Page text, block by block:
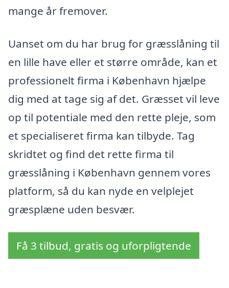
mange år fremover.
Uanset om du har brug for græsslåning til
en lille have eller et større område, kan et
professionelt firma i København hjælpe
dig med at tage sig af det. Græsset vil leve
op til potentiale med den rette pleje, som
et specialiseret firma kan tilbyde. Tag
skridtet og find det rette firma til
græsslåning i København gennem vores
platform, så du kan nyde en velplejet
græsplæne uden besvær.
Få 3 tilbud, gratis og uforpligtende